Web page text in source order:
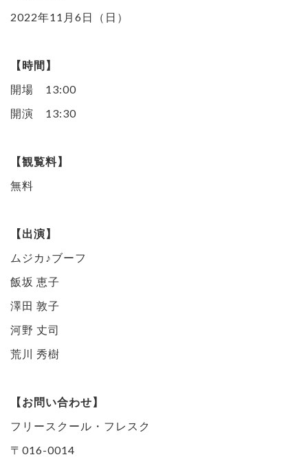
2022年11月6日（日）
【時間】
開場 13:00
開演 13:30
【観覧料】
無料
【出演】
ムジカ♪ブーフ
飯坂 恵子
澤田 敦子
河野 丈司
荒川 秀樹
【お問い合わせ】
フリースクール・フレスク
〒016-0014